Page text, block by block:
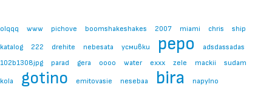
olqqq www pichove boomshakeshakes 2007 miami chris
ship
katalog
222 drehite nebesata усмивки pepo
adsdassadas
102b1308jpg
parad gera oooo water exxx zele mackii
sudam
kola
gotino emitovasie nesebaa bira napylno